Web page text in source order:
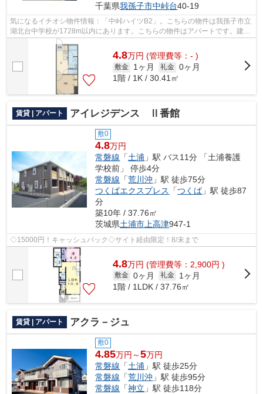
千葉県我孫子市中峠台40-19
気になるイチオシ物件情報：「中峠ハイツB2」。こちらの物件は我孫子市立
湖北台中学校が1728m以内にあります。こちらの物件はアパートです。建物
の共用部にゴミ置き場があるので、外部...
4.8万円 (管理費等：- )
敷金 1ヶ月 礼金 0ヶ月
1階 / 1K / 30.41㎡
賃貸 | アパート アイレジデンス Ⅱ番館
敷0
4.8万円
常磐線 「土浦 」駅 バス11分 「土浦養護
学校前」 停歩4分
常磐線 「荒川沖 」駅 徒歩75分
つくばエクスプレス
「つくば」駅 徒歩87
分
築10年 / 37.76㎡
茨城県土浦市上高津947-1
◇15000円！キャッシュバック◇サイト経由限定！8/末まで
4.8万円 (管理費等：2,900円 )
敷金 0ヶ月 礼金
1ヶ月
1階 / 1LDK / 37.76㎡
賃貸 | アパート アクラ－ジュ
敷0
4.85万円～5万円
常磐線 「土浦 」駅 徒歩25分
常磐線 「荒川沖 」駅 徒歩95分
常磐線 「神立 」駅 徒歩118分